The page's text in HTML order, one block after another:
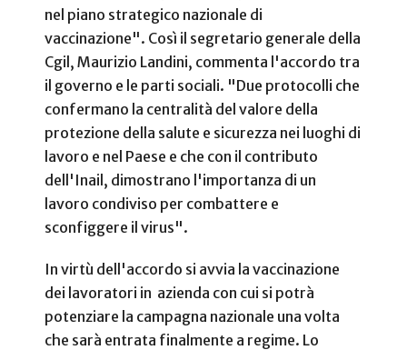
nel piano strategico nazionale di
vaccinazione". Così il segretario generale della
Cgil, Maurizio Landini, commenta l'accordo tra
il governo e le parti sociali. "Due protocolli che
confermano la centralità del valore della
protezione della salute e sicurezza nei luoghi di
lavoro e nel Paese e che con il contributo
dell'Inail, dimostrano l'importanza di un
lavoro condiviso per combattere e
sconfiggere il virus".
In virtù dell'accordo si avvia la vaccinazione
dei lavoratori in azienda con cui si potrà
potenziare la campagna nazionale una volta
che sarà entrata finalmente a regime. Lo